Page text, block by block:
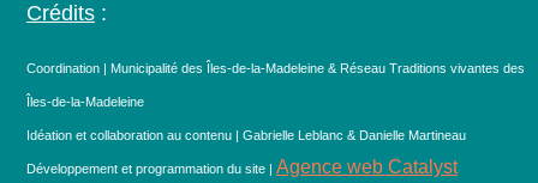
Crédits :
Coordination | Municipalité des Îles-de-la-Madeleine & Réseau Traditions vivantes des
Îles-de-la-Madeleine
Idéation et collaboration au contenu | Gabrielle Leblanc & Danielle Martineau
Développement et programmation du site | Agence web Catalyst